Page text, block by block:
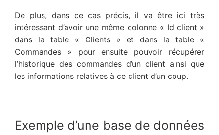
De plus, dans ce cas précis, il va être ici très
intéressant d’avoir une même colonne « Id client »
dans la table « Clients » et dans la table «
Commandes » pour ensuite pouvoir récupérer
l’historique des commandes d’un client ainsi que
les informations relatives à ce client d’un coup.
Exemple d’une base de données